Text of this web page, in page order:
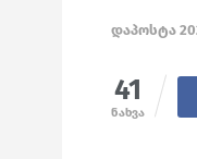
დაპოსტა
41
ნახვა